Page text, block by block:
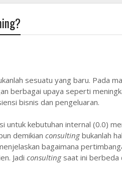
sesuatu yang baru. Pada
berbagai upaya seperti
bisnis dan pengeluaran.
kebutuhan internal (0.0)
demikian consultingbukanlah
bagaimana
Jadi consulting saat ini berbeda